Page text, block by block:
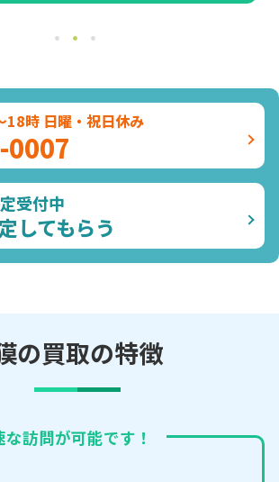
18時 日曜・祝日休み
0007
受付中
してもらう
の買取の特徴
な訪問が可能です！